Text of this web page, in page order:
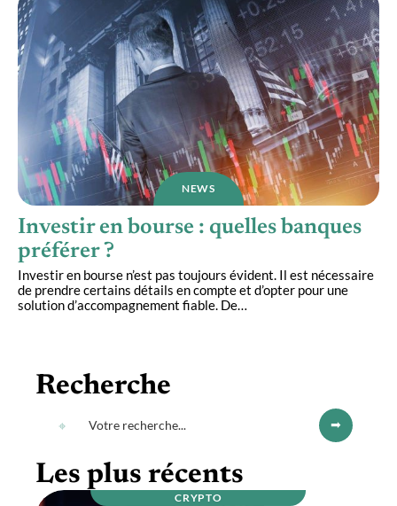
NEWS
Investir en bourse : quelles banques
préférer ?
Investir en bourse n’est pas toujours évident. Il est nécessaire
de prendre certains détails en compte et d’opter pour une
solution d’accompagnement fiable. De…
Recherche
Les plus récents
CRYPTO